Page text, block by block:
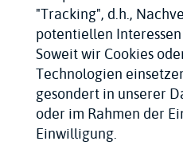
"Tracking", d.h.,
potentiellen
Soweit wir Cookies
Technologien
gesondert in unserer
oder im Rahmen der
Einwilligung.